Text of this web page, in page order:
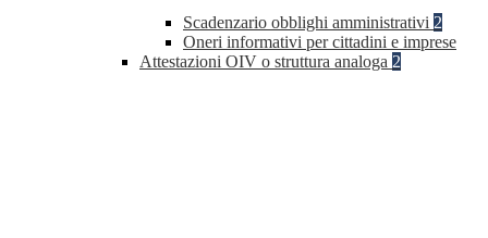
Scadenzario obblighi amministrativi 2
Oneri informativi per cittadini e imprese
Attestazioni OIV o struttura analoga 2